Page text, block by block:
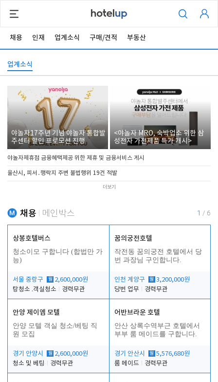
채용 인재 업계소식 구매/견적 부동산
업계소식
야놀자17주년 기념 야놀자 통합발
주센터 할인 프로모션 진행
<야놀자 MRO, 숙박업소 위한 삼
성전자 가전제품 특가 개시>
야놀자제휴점 금융혜택제공 위한 제휴 및 금융서비스 게시
울산시, 피서․행락지 주변 불법행위 19건 적발
더보기
채용 메인박스 1 / 6
상봉호텔버스
청소이모 구합니다 (합법만 가
능)
서울 중랑구 월 2,600,000원
탕청소 .객실청소
경력무관
꿈의궁전호텔
작전동 꿈의궁전 호텔에서 당
번 과장님 구인합니다.
인천 계양구 월 3,200,000원
당번 업무
경력무관
안양 제이엠 모텔
안양 모텔 객실 청소/베팅 직
원 모집
경기 안양시 월 2,600,000원
청소 및 베팅
경력무관
어반브라운 호텔
안산 상록수역부근 호텔에서
부부 룸 메이드를 구합니다.
경기 안산시 월 5,576,680원
룸 메이드
경력무관